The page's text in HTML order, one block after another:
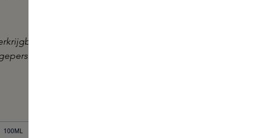
in onze boutiques, waarbij het tevens
label te laten maken bij aankoop
100ML